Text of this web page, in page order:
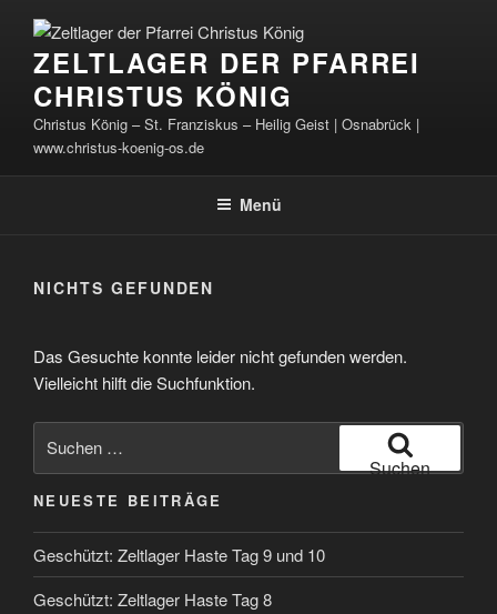
Inhalt
springenZELTLAGER DER PFARREI
CHRISTUS KÖNIG
Christus König – St. Franziskus – Heilig Geist | Osnabrück |
www.christus-koenig-os.de
Menü
NICHTS GEFUNDEN
Das Gesuchte konnte leider nicht gefunden werden.
Vielleicht hilft die Suchfunktion.
nach:
Suchen
NEUESTE BEITRÄGE
Geschützt: Zeltlager Haste Tag 9 und 10
Geschützt: Zeltlager Haste Tag 8